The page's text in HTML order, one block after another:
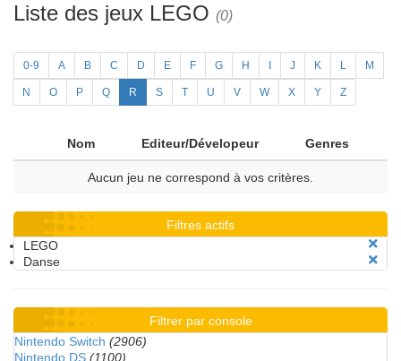
Liste des jeux LEGO (0)
0-9 A B C D E F G H J K L M
N O P Q R S T U V W X Y Z
Nom Editeur/Dévelopeur Genres
Aucun jeu ne correspond à vos critères.
Filtres actifs
LEGO
Danse
Filtrer par console
Nintendo Switch (2906)
Nintendo DS (1100)